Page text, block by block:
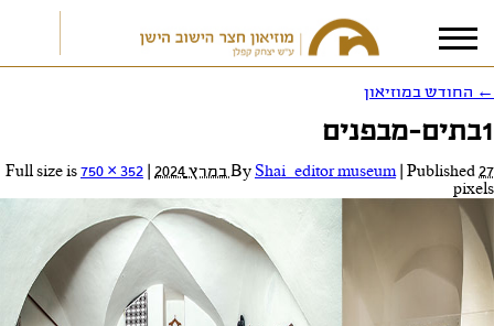
אני מאשר/ת אתתנאי הפרטיות
← החודש במוזיאון
1בתים-מבפנים
By Shai_editor museum Published27 במרץ 2024
750 × 352
pixels